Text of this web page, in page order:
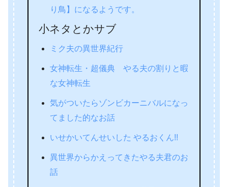
り鳥】になるようです。
小ネタとかサブ
ミク夫の異世界紀行
女神転生・超儀典 やる夫の割りと暇
な女神転生
気がついたらゾンビカーニバルになっ
てました的なお話
いせかいてんせいした やるおくん!!
異世界からかえってきたやる夫君のお
話